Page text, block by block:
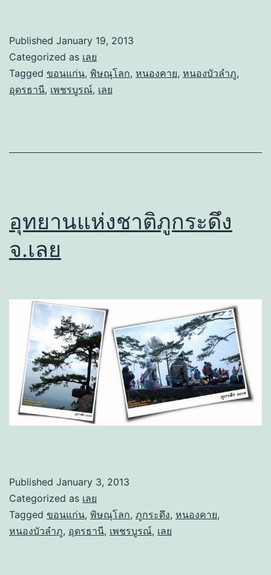
Published January 19, 2013
Categorized as เลย
Tagged ขอนแก่น, พิษณุโลก, หนองคาย, หนองบัวลำภู,
อุดรธานี, เพชรบูรณ์, เลย
อุทยานแห่งชาติภูกระดึง
จ.เลย
Published January 3, 2013
Categorized as เลย
Tagged ขอนแก่น, พิษณุโลก, ภูกระดึง, หนองคาย,
หนองบัวลำภู, อุดรธานี, เพชรบูรณ์, เลย